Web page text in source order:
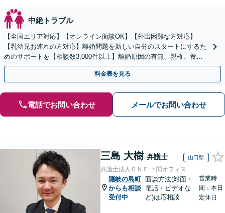
中絶トラブル
【全国エリア対応】【オンライン面談OK】【外出困難な方対応】
【乳幼児お連れの方対応】離婚問題を新しい自分のスタートにするた
めのサポートを【相談数3,000件以上】離婚原因の有無、親権、養育
費、財産分与、慰謝料請求【夜間・休日相談可】
料金表を見る
電話でお問い合わせ メールでお問い合わせ
三島 大樹 弁護士 山口県
弁護士法人ＯＮＥ 下関オフィス
隠岐の島町
からも相談
受付中
面談方法(対面・
電話・ビデオな
ど)は応相談
営業時
間：本日
定休日